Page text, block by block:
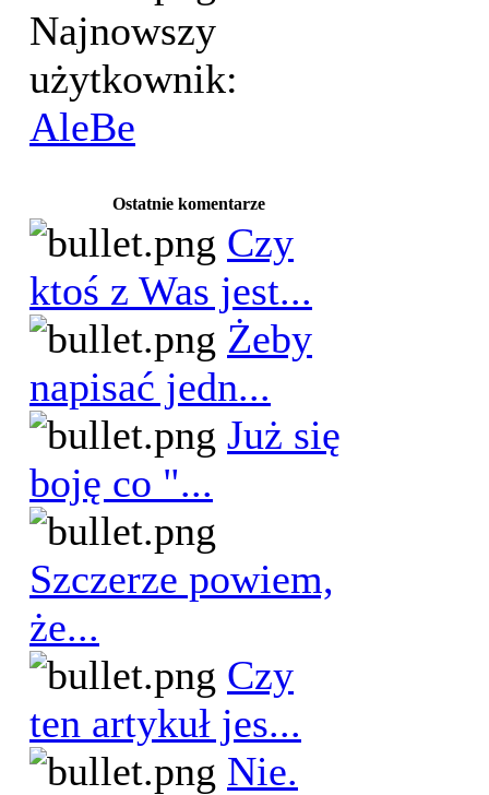
Najnowszy
użytkownik:
AleBe
Ostatnie komentarze
Czy
ktoś z Was jest...
Żeby
napisać jedn...
Już się
boję co "...
Szczerze powiem,
że...
Czy
ten artykuł jes...
Nie.